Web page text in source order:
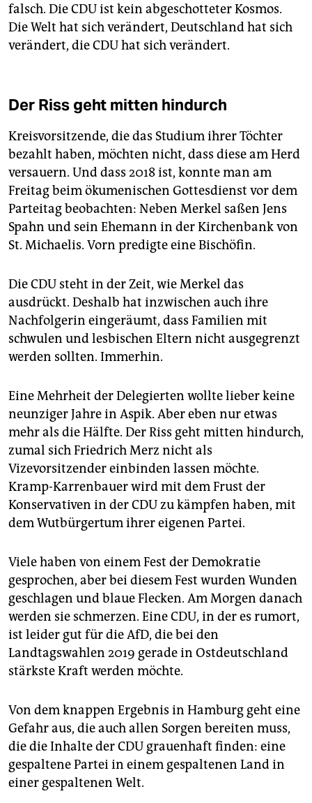
falsch. Die CDU ist kein abgeschotteter Kosmos.
Die Welt hat sich verändert, Deutschland hat sich
verändert, die CDU hat sich verändert.
Der Riss geht mitten hindurch
Kreisvorsitzende, die das Studium ihrer Töchter
bezahlt haben, möchten nicht, dass diese am Herd
versauern. Und dass 2018 ist, konnte man am
Freitag beim ökumenischen Gottesdienst vor dem
Parteitag beobachten: Neben Merkel saßen Jens
Spahn und sein Ehemann in der Kirchenbank von
St. Michaelis. Vorn predigte eine Bischöfin.
Die CDU steht in der Zeit, wie Merkel das
ausdrückt. Deshalb hat inzwischen auch ihre
Nachfolgerin eingeräumt, dass Familien mit
schwulen und lesbischen Eltern nicht ausgegrenzt
werden sollten. Immerhin.
Eine Mehrheit der Delegierten wollte lieber keine
neunziger Jahre in Aspik. Aber eben nur etwas
mehr als die Hälfte. Der Riss geht mitten hindurch,
zumal sich Friedrich Merz nicht als
Vizevorsitzender einbinden lassen möchte.
Kramp-Karrenbauer wird mit dem Frust der
Konservativen in der CDU zu kämpfen haben, mit
dem Wutbürgertum ihrer eigenen Partei.
Viele haben von einem Fest der Demokratie
gesprochen, aber bei diesem Fest wurden Wunden
geschlagen und blaue Flecken. Am Morgen danach
werden sie schmerzen. Eine CDU, in der es rumort,
ist leider gut für die AfD, die bei den
Landtagswahlen 2019 gerade in Ostdeutschland
stärkste Kraft werden möchte.
Von dem knappen Ergebnis in Hamburg geht eine
Gefahr aus, die auch allen Sorgen bereiten muss,
die die Inhalte der CDU grauenhaft finden: eine
gespaltene Partei in einem gespaltenen Land in
einer gespaltenen Welt.